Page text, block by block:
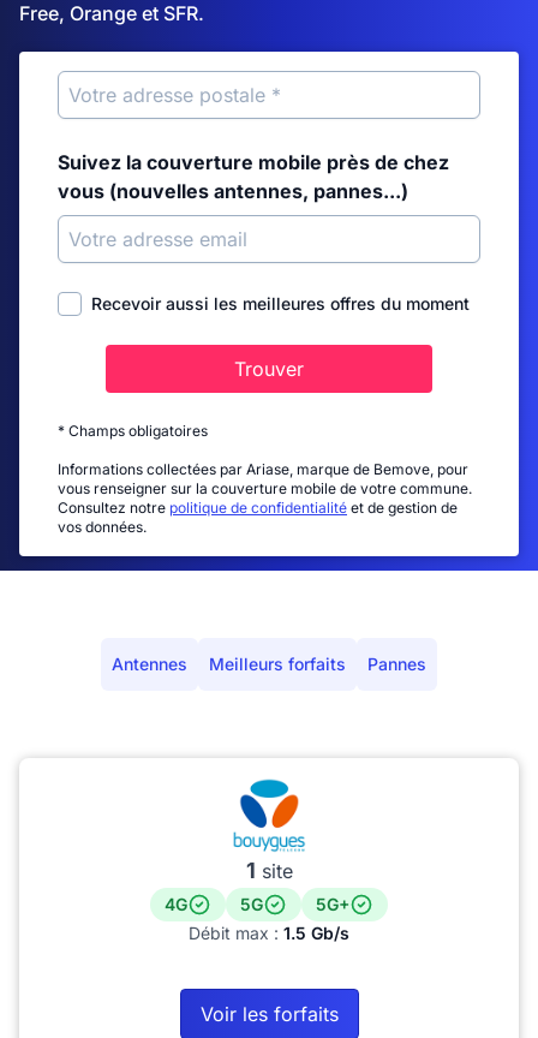
Free, Orange et SFR.
Suivez la couverture mobile près de chez
vous (nouvelles antennes, pannes...)
Recevoir aussi les meilleures offres du moment
Trouver
* Champs obligatoires
Informations collectées par Ariase, marque de Bemove, pour
vous renseigner sur la couverture mobile de votre commune.
Consultez notre politique de confidentialité et de gestion de
vos données.
Antennes Meilleurs forfaits Pannes
1 site
4G 5G
5G+
Débit max : 1.5 Gb/s
Voir les forfaits